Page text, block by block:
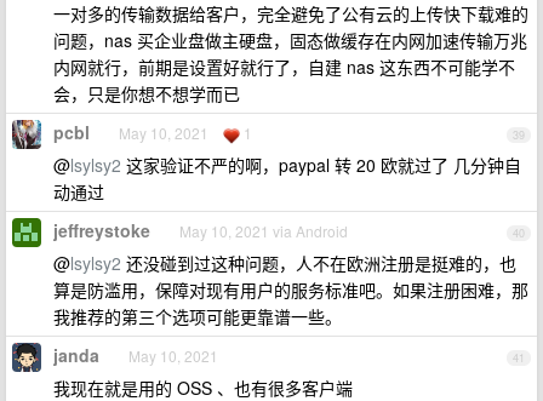
一对多的传输数据给客户，完全避免了公有云的上传快下载难的
问题，nas 买企业盘做主硬盘，固态做缓存在内网加速传输万兆
内网就行，前期是设置好就行了，自建 nas 这东西不可能学不
会，只是你想不想学而已
39
pcbl May 10, 2021 1
@lsylsy2 这家验证不严的啊，paypal 转 20 欧就过了 几分钟自
动通过
40
jeffreystoke May 10, 2021 via Android
@lsylsy2 还没碰到过这种问题，人不在欧洲注册是挺难的，也
算是防滥用，保障对现有用户的服务标准吧。如果注册困难，那
我推荐的第三个选项可能更靠谱一些。
41
janda May 10, 2021
我现在就是用的 OSS 、也有很多客户端